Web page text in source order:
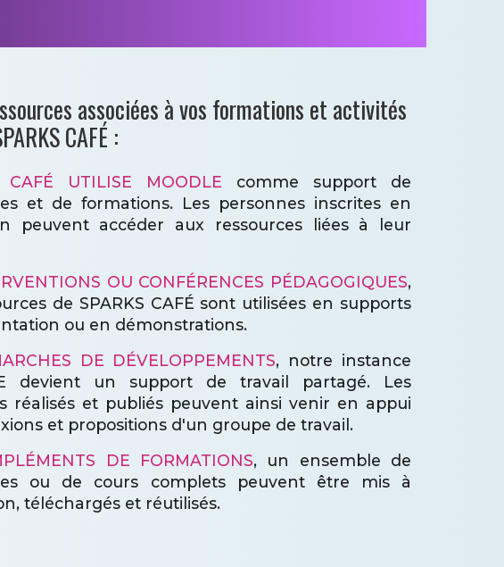
associées à vos formations et activités
CAFÉ :
CAFÉ UTILISE MOODLE comme support de
et de formations. Les personnes inscrites en
peuvent accéder aux ressources liées à leur
OU CONFÉRENCES PÉDAGOGIQUES,
de SPARKS CAFÉ sont utilisées en supports
ou en démonstrations.
DE DÉVELOPPEMENTS, notre instance
devient un support de travail partagé. Les
réalisés et publiés peuvent ainsi venir en appui
et propositions d'un groupe de travail.
DE FORMATIONS, un ensemble de
ou de cours complets peuvent être mis à
téléchargés et réutilisés.